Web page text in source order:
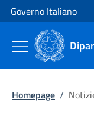
Vai al contenuto
Vai alla navigazione del
Governo Italiano
Homepage /